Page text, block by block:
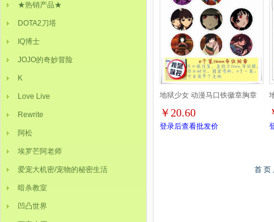
★热销产品★
DOTA2刀塔
IQ博士
JOJO的奇妙冒险
K
Love Live
Rewrite
阿松
埃罗芒阿老师
爱宠大机密/宠物的秘密生活
暗杀教室
凹凸世界
地狱少女 动漫马口铁徽章胸章
圆形布纹胸针 8款一套 58MM
￥20.60
登录后查看批发价
首 页